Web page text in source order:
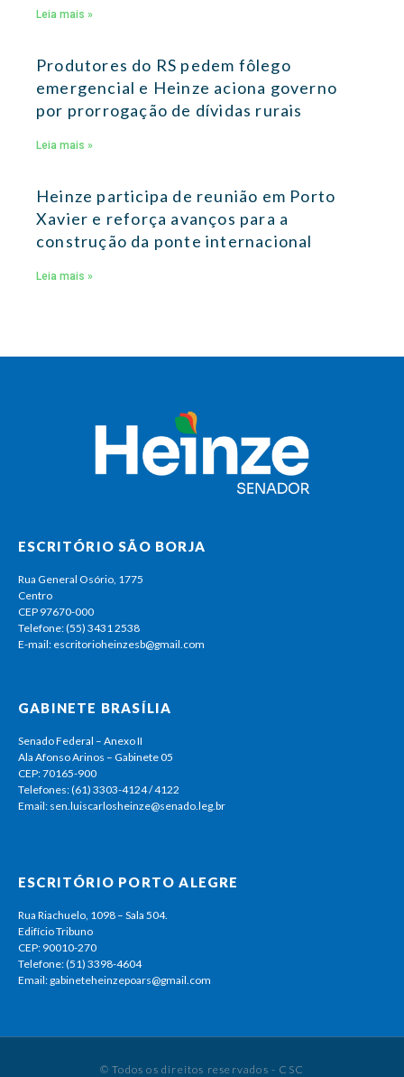
Leia mais »
Produtores do RS pedem fôlego
emergencial e Heinze aciona governo
por prorrogação de dívidas rurais
Leia mais »
Heinze participa de reunião em Porto
Xavier e reforça avanços para a
construção da ponte internacional
Leia mais »
ESCRITÓRIO SÃO BORJA
Rua General Osório, 1775
Centro
CEP 97670-000
Telefone: (55) 3431 2538
E-mail: escritorioheinzesb@gmail.com
GABINETE BRASÍLIA
Senado Federal – Anexo II
Ala Afonso Arinos – Gabinete 05
CEP: 70165-900
Telefones: (61) 3303-4124 / 4122
Email: sen.luiscarlosheinze@senado.leg.br
ESCRITÓRIO PORTO ALEGRE
Rua Riachuelo, 1098 – Sala 504.
Edifício Tribuno
CEP: 90010-270
Telefone: (51) 3398-4604
Email: gabineteheinzepoars@gmail.com
© Todos os direitos reservados - CSC